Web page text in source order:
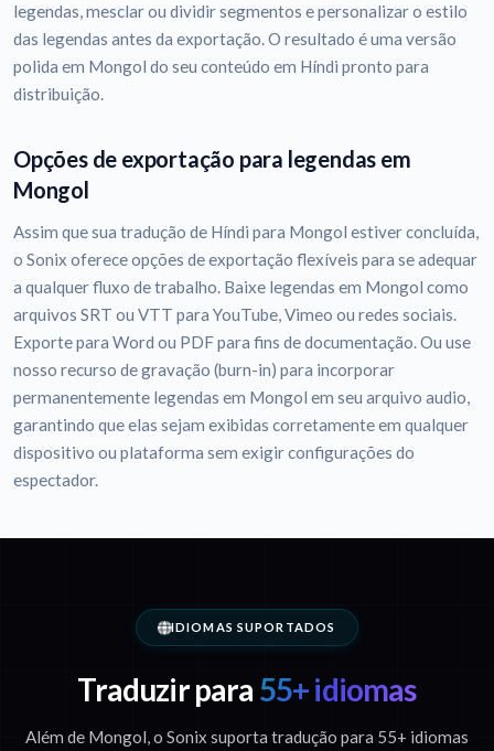
legendas, mesclar ou dividir segmentos e personalizar o estilo
das legendas antes da exportação. O resultado é uma versão
polida em Mongol do seu conteúdo em Híndi pronto para
distribuição.
Opções de exportação para legendas em
Mongol
Assim que sua tradução de Híndi para Mongol estiver concluída,
o Sonix oferece opções de exportação flexíveis para se adequar
a qualquer fluxo de trabalho. Baixe legendas em Mongol como
arquivos SRT ou VTT para YouTube, Vimeo ou redes sociais.
Exporte para Word ou PDF para fins de documentação. Ou use
nosso recurso de gravação (burn-in) para incorporar
permanentemente legendas em Mongol em seu arquivo audio,
garantindo que elas sejam exibidas corretamente em qualquer
dispositivo ou plataforma sem exigir configurações do
espectador.
IDIOMAS SUPORTADOS
Traduzir para 55+ idiomas
Além de Mongol, o Sonix suporta tradução para 55+ idiomas